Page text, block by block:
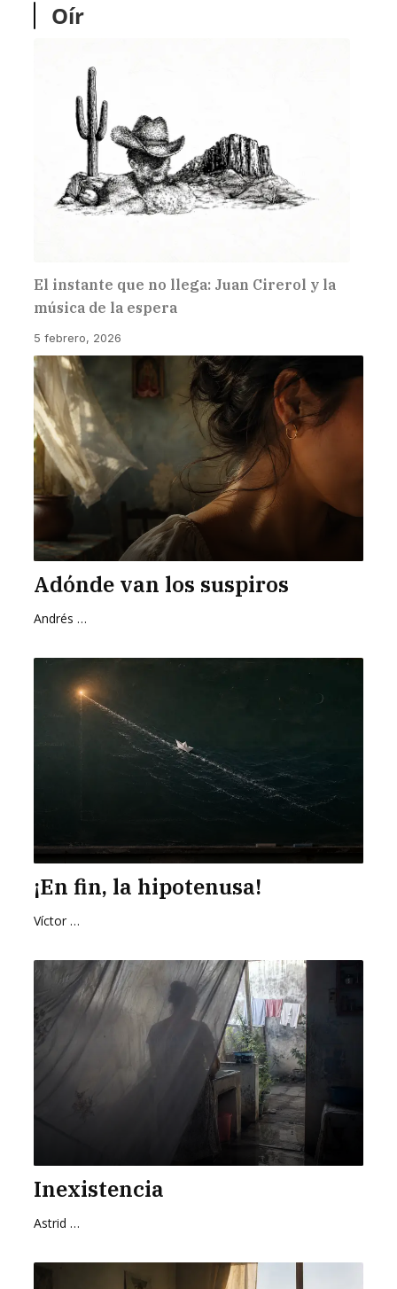
Oír
El instante que no llega: Juan Cirerol y la
música de la espera
5 febrero, 2026
Adónde van los suspiros
Andrés Zurita Zafra
¡En fin, la hipotenusa!
Víctor Hugo Pedraza
Inexistencia
Astrid Cervantes